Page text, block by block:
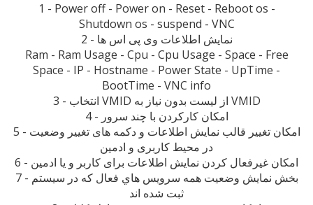
1 - Power off - Power on - Reset - Reboot os -
Shutdown os - suspend - VNC
2 - نمایش اطلاعات وی پی اس ها
Ram - Ram Usage - Cpu - Cpu Usage - Space - Free
Space - IP - Hostname - Power State - UpTime -
BootTime - VNC info
3 - انتخاب VMID از لیست بدون نياز به VMID
4 - امکان کارکردن با چند سرور
5 - امکان تغییر قالب نمایش اطلاعات و دکمه های تغییر وضعیت
در محیط کاربری و ادمین
6 - امکان غیرفعال کردن نمایش اطلاعات برای کاربر و یا ادمین
7 - بخش نمایش وضعیت همه سرویس هاي فعال که در سیستم
ثبت شده اند